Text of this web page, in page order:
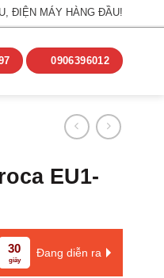
ĐIỆN MÁY HÀNG ĐẦU!
0906396012
EU1-
30
giây
Đang diễn ra